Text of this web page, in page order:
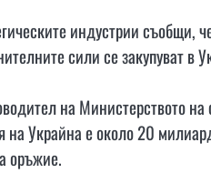
индустрии съобщи,
сили се закупуват в
на Министерството на
на Украйна е около 20
оръжие.